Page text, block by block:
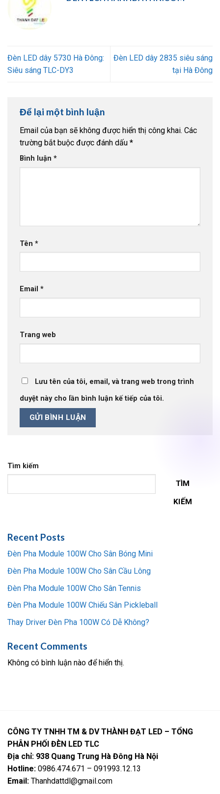
Đèn LED dây 5730 Hà Đông:
Siêu sáng TLC-DY3
Đèn LED dây 2835 siêu sáng
tại Hà Đông
Để lại một bình luận
Email của bạn sẽ không được hiển thị công khai. Các
trường bắt buộc được đánh dấu *
Bình luận *
Tên *
Email *
Trang web
Lưu tên của tôi, email, và trang web trong trình
duyệt này cho lần bình luận kế tiếp của tôi.
Tìm kiếm
TÌM
KIẾM
Recent Posts
Đèn Pha Module 100W Cho Sân Bóng Mini
Đèn Pha Module 100W Cho Sân Cầu Lông
Đèn Pha Module 100W Cho Sân Tennis
Đèn Pha Module 100W Chiếu Sân Pickleball
Thay Driver Đèn Pha 100W Có Dễ Không?
Recent Comments
Không có bình luận nào để hiển thị.
CÔNG TY TNHH TM & DV THÀNH ĐẠT LED – TỔNG
PHÂN PHỐI ĐÈN LED TLC
Địa chỉ: 938 Quang Trung Hà Đông Hà Nội
Hotline: 0986.474.671 – 091993.12.13
Email: Thanhdattdl@gmail.com